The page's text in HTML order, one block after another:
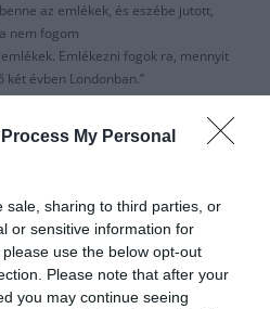
My Personal
sale, sharing to third parties, or
or sensitive information for
use the below opt-out
Please note that after your
you may continue seeing
az emlékek, és eszébe jutott,
nem fogom
Emlékezni fogok ra, mennyit
évben Londonban.”
nagyon jó volt találkozni újra vele,
és folytathatja a pályafutását.
szerint az emberek nem látták, mire
folyik a szóbeszéd:
beszélnek, úgy tűnik, az elmúlt hét
beli mérkőzeseket, nem látták,